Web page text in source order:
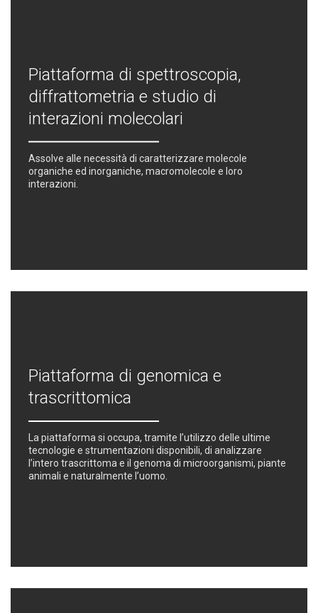
Piattaforma di spettroscopia,
diffrattometria e studio di
interazioni molecolari
Assolve alle necessità di caratterizzare molecole
organiche ed inorganiche, macromolecole e loro
interazioni.
Piattaforma di genomica e
trascrittomica
La piattaforma si occupa, tramite l’utilizzo delle ultime
tecnologie e strumentazioni disponibili, di analizzare
l’intero trascrittoma e il genoma di microorganismi, piante
animali e naturalmente l’uomo.